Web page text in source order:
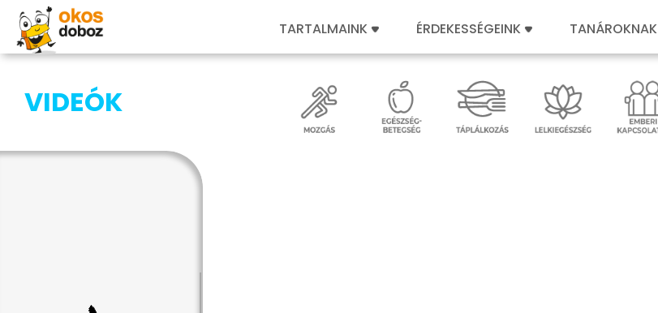
TARTALMAINK ÉRDEKESSÉGEINK TANÁROKNAK
VIDEÓK